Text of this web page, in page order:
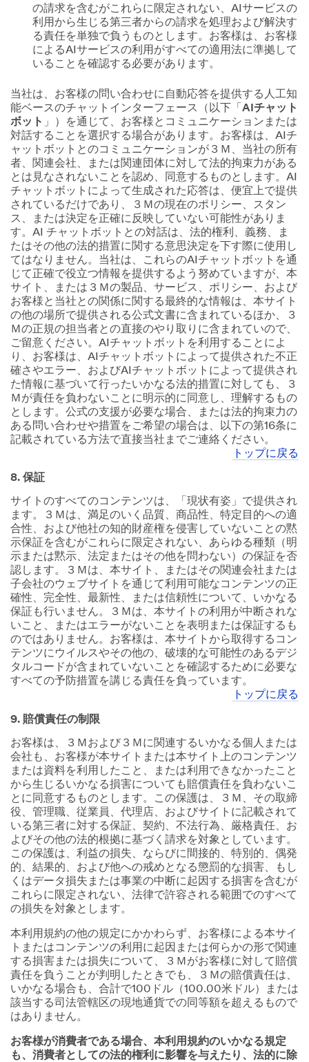
の請求を含むがこれらに限定されない、AIサービスの
利用から生じる第三者からの請求を処理および解決す
る責任を単独で負うものとします。お客様は、お客様
によるAIサービスの利用がすべての適用法に準拠して
いることを確認する必要があります。
当社は、お客様の問い合わせに自動応答を提供する人工知
能ベースのチャットインターフェース（以下「 AIチャット
ボット 」）を通じて、お客様とコミュニケーションまたは
対話することを選択する場合があります。お客様は、AIチ
ャットボットとのコミュニケーションが３Ｍ、当社の所有
者、関連会社、または関連団体に対して法的拘束力がある
とは見なされないことを認め、同意するものとします。AI
チャットボットによって生成された応答は、便宜上で提供
されているだけであり、３Ｍの現在のポリシー、スタン
ス、または決定を正確に反映していない可能性がありま
す。AI チャットボットとの対話は、法的権利、義務、ま
たはその他の法的措置に関する意思決定を下す際に使用し
てはなりません。当社は、これらのAIチャットボットを通
じて正確で役立つ情報を提供するよう努めていますが、本
サイト、または３Ｍの製品、サービス、ポリシー、および
お客様と当社との関係に関する最終的な情報は、本サイト
の他の場所で提供される公式文書に含まれているほか、３
Ｍの正規の担当者との直接のやり取りに含まれていので、
ご留意ください。AIチャットボットを利用することによ
り、お客様は、AIチャットボットによって提供された不正
確さやエラー、およびAIチャットボットによって提供され
た情報に基づいて行ったいかなる法的措置に対しても、３
Ｍが責任を負わないことに明示的に同意し、理解するもの
とします。公式の支援が必要な場合、または法的拘束力の
ある問い合わせや措置をご希望の場合は、以下の第16条に
記載されている方法で直接当社までご連絡ください。
トップに戻る
8. 保証
サイトのすべてのコンテンツは、「現状有姿」で提供され
ます。３Ｍは、満足のいく品質、商品性、特定目的への適
合性、および他社の知的財産権を侵害していないことの黙
示保証を含むがこれらに限定されない、あらゆる種類（明
示または黙示、法定またはその他を問わない）の保証を否
認します。３Ｍは、本サイト、またはその関連会社または
子会社のウェブサイトを通じて利用可能なコンテンツの正
確性、完全性、最新性、または信頼性について、いかなる
保証も行いません。３Ｍは、本サイトの利用が中断されな
いこと、またはエラーがないことを表明または保証するも
のではありません。お客様は、本サイトから取得するコン
テンツにウイルスやその他の、破壊的な可能性のあるデジ
タルコードが含まれていないことを確認するために必要な
すべての予防措置を講じる責任を負っています。
トップに戻る
9. 賠償責任の制限
お客様は、３Ｍおよび３Ｍに関連するいかなる個人または
会社も、お客様が本サイトまたは本サイト上のコンテンツ
または資料を利用したこと、または利用できなかったこと
から生じるいかなる損害についても賠償責任を負わないこ
とに同意するものとします。この保護は、３Ｍ、その取締
役、管理職、従業員、代理店、およびサイトに記載されて
いる第三者に対する保証、契約、不法行為、厳格責任、お
よびその他の法的根拠に基づく請求を対象としています。
この保護は、利益の損失、ならびに間接的、特別的、偶発
的、結果的、および他への戒めとなる懲罰的な損害、もし
くはデータ損失または事業の中断に起因する損害を含むが
これらに限定されない、法律で許容される範囲でのすべて
の損失を対象とします。
本利用規約の他の規定にかかわらず、お客様による本サイ
トまたはコンテンツの利用に起因または何らかの形で関連
する損害または損失について、３Ｍがお客様に対して賠償
責任を負うことが判明したときでも、３Ｍの賠償責任は、
いかなる場合も、合計で100ドル（100.00米ドル）または
該当する司法管轄区の現地通貨での同等額を超えるもので
はありません。
お客様が消費者である場合、本利用規約のいかなる規定
も、消費者としての法的権利に影響を与えたり、法的に除